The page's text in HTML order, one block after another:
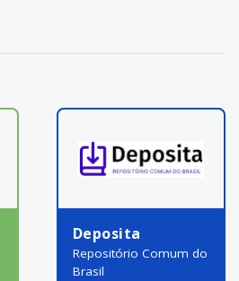
Deposita
Repositório Comum do
Brasil